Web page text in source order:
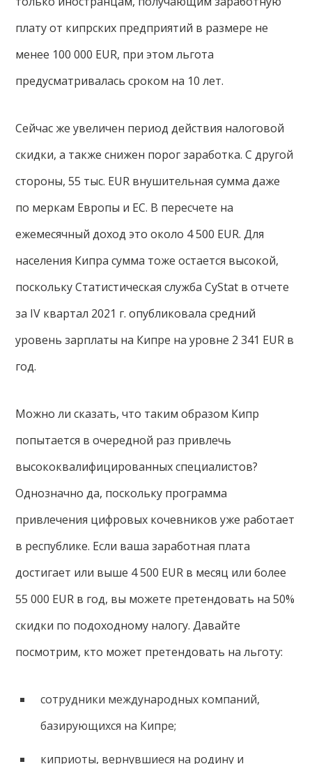
плату от кипрских предприятий в размере не
менее 100 000 EUR, при этом льгота
предусматривалась сроком на 10 лет.
Сейчас же увеличен период действия налоговой
скидки, а также снижен порог заработка. С другой
стороны, 55 тыс. EUR внушительная сумма даже
по меркам Европы и ЕС. В пересчете на
ежемесячный доход это около 4 500 EUR. Для
населения Кипра сумма тоже остается высокой,
поскольку Статистическая служба CyStat в отчете
за IV квартал 2021 г. опубликовала средний
уровень зарплаты на Кипре на уровне 2 341 EUR в
год.
Можно ли сказать, что таким образом Кипр
попытается в очередной раз привлечь
высококвалифицированных специалистов?
Однозначно да, поскольку программа
привлечения цифровых кочевников уже работает
в республике. Если ваша заработная плата
достигает или выше 4 500 EUR в месяц или более
55 000 EUR в год, вы можете претендовать на 50%
скидки по подоходному налогу. Давайте
посмотрим, кто может претендовать на льготу:
сотрудники международных компаний,
базирующихся на Кипре;
киприоты, вернувшиеся на родину и